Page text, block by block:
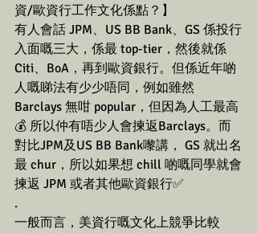
資/歐資行工作文化係點？】
有人會話 JPM、US BB Bank、GS 係投行
入面嘅三大，係最 top-tier，然後就係
Citi、BoA，再到歐資銀行。但係近年啲
人嘅睇法有少少唔同，例如雖然
Barclays 無咁 popular，但因為人工最高
💰 所以仲有唔少人會揀返Barclays。而
對比JPM及US BB Bank嚟講， GS 就出名
最 chur，所以如果想 chill 啲嘅同學就會
揀返 JPM 或者其他歐資銀行✅
.
一般而言，美資行嘅文化上競爭比較